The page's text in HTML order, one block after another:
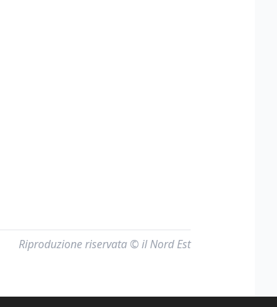
Riproduzione riservata © il Nord Est